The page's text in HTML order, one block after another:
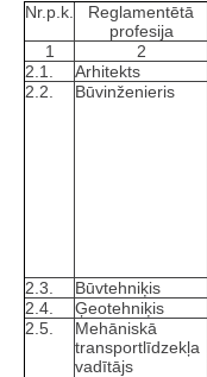
Nr.p.k.
Reglamentētā
profesija
1
2
2.1.
Arhitekts
2.2.
Būvinženieris
2.3.
Būvtehniķis
2.4.
Ģeotehniķis
2.5.
Mehāniskā
transportlīdzekļa
vadītājs